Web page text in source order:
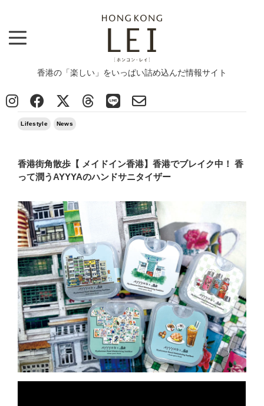
香港の「楽しい」をいっぱい詰め込んだ情報サイト
Lifestyle
>
2022/01/29
Lifestyle News
香港街角散歩【 メイドイン香港】香港でブレイク中！ 香
って潤うAYYYAのハンドサニタイザー